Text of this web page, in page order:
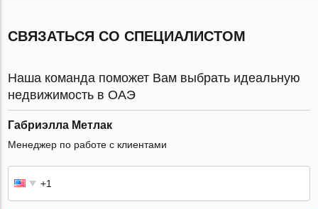
СВЯЗАТЬСЯ СО СПЕЦИАЛИСТОМ
Наша команда поможет Вам выбрать идеальную
недвижимость в ОАЭ
Габриэлла Метлак
Менеджер по работе с клиентами